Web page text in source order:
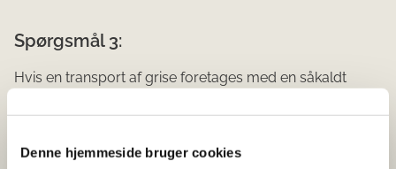
Denne hjemmeside bruger cookies
Spørgsmål 3:
Hvis en transport af grise foretages med en såkaldt
chauffør at tilse grisene under transporten.